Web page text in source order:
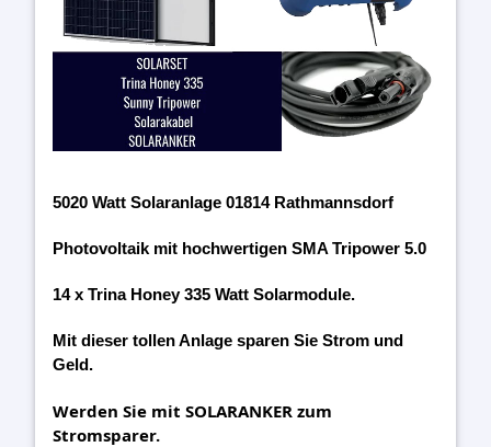
5020 Watt Solaranlage 01814 Rathmannsdorf
Photovoltaik mit hochwertigen SMA Tripower 5.0
14 x Trina Honey 335 Watt Solarmodule.
Mit dieser tollen Anlage sparen Sie Strom und
Geld.
Werden Sie mit SOLARANKER zum
Stromsparer.